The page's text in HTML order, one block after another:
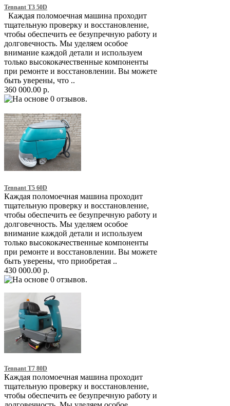
Tennant T3 50D
Каждая поломоечная машина проходит
тщательную проверку и восстановление,
чтобы обеспечить ее безупречную работу и
долговечность. Мы уделяем особое
внимание каждой детали и используем
только высококачественные компоненты
при ремонте и восстановлении. Вы можете
быть уверены, что ..
360 000.00 р.
Tennant T5 60D
Каждая поломоечная машина проходит
тщательную проверку и восстановление,
чтобы обеспечить ее безупречную работу и
долговечность. Мы уделяем особое
внимание каждой детали и используем
только высококачественные компоненты
при ремонте и восстановлении. Вы можете
быть уверены, что приобретая ..
430 000.00 р.
Tennant T7 80D
Каждая поломоечная машина проходит
тщательную проверку и восстановление,
чтобы обеспечить ее безупречную работу и